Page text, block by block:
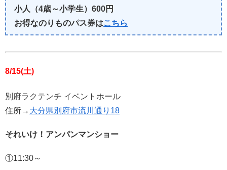
小人（4歳～小学生）600円
お得なのりものパス券はこちら
8/15(土)
別府ラクテンチ イベントホール
住所→ 大分県別府市流川通り18
それいけ！アンパンマンショー
①11:30～